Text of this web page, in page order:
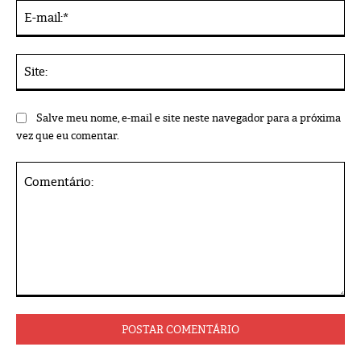
Salve meu nome, e-mail e site neste navegador para a próxima
vez que eu comentar.